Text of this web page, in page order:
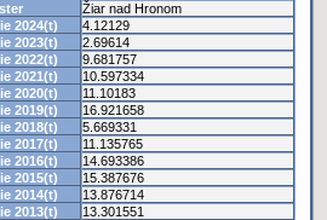
Žiar nad Hronom
2024(t)
4.12129
2023(t)
2.69614
2022(t)
9.681757
2021(t)
10.597334
2020(t)
11.10183
2019(t)
16.921658
2018(t)
5.669331
2017(t)
11.135765
2016(t)
14.693386
2015(t)
15.387676
2014(t)
13.876714
2013(t)
13.301551